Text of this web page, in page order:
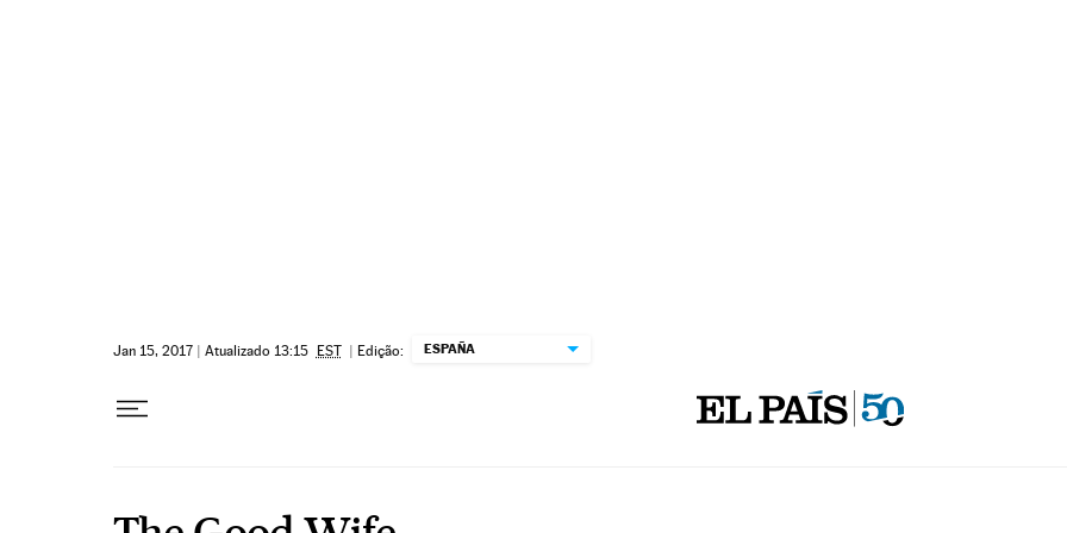
Jan 15, 2017 | Atualizado 13:15 EST | Edição: ESPAÑA